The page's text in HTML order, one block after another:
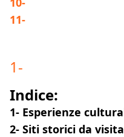
11-
1-
Indice:
1- Esperienze
2- Siti storici da